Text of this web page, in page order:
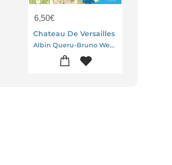
6,50€
Chateau De Versailles
Albin Queru-Bruno Wennagel-Mathieu Ferret